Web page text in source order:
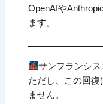
OpenAIや
ます。
サンフランシ
ただし、この回復
ません。